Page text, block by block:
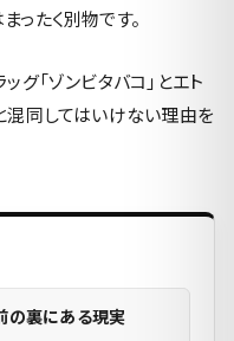
ったく別物です。
グ「ゾンビタバコ」とエト
混同してはいけない理由を
の裏にある現実